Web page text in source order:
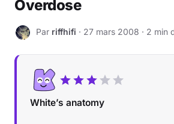
Overdose
R Par riffhifi · 27 mars 2008 · 2 min
White’s anatomy